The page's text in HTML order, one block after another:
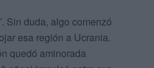
Sin duda, algo comenzó
esa región a Ucrania.
quedó aminorada